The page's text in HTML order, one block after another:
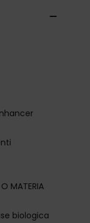
MATERIA
biologica